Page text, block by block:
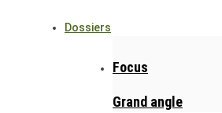
Dossiers
Focus
Grand angle